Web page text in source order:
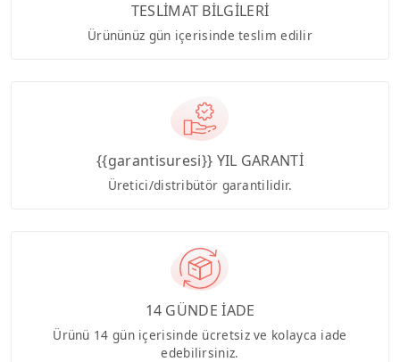
TESLİMAT BİLGİLERİ
Ürününüz gün içerisinde teslim edilir
{{garantisuresi}} YIL GARANTİ
Üretici/distribütör garantilidir.
14 GÜNDE İADE
Ürünü 14 gün içerisinde ücretsiz ve kolayca iade
edebilirsiniz.